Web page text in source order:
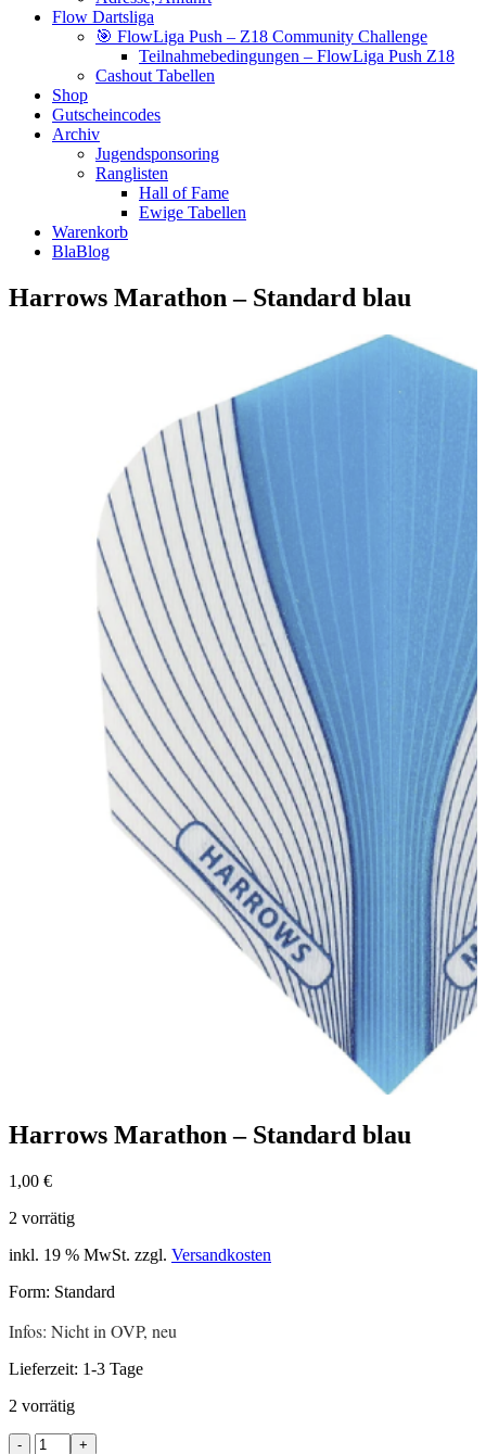
Flow Dartsliga
🎯 FlowLiga Push – Z18 Community Challenge
Teilnahmebedingungen – FlowLiga Push Z18
Cashout Tabellen
Shop
Gutscheincodes
Archiv
Jugendsponsoring
Ranglisten
Hall of Fame
Ewige Tabellen
Warenkorb
BlaBlog
Harrows Marathon – Standard blau
Harrows Marathon – Standard blau
1,00 €
2 vorrätig
inkl. 19 % MwSt. zzgl. Versandkosten
Form: Standard
Infos: Nicht in OVP, neu
Lieferzeit: 1-3 Tage
2 vorrätig
Harrows